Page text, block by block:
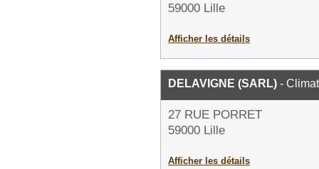
59000 Lille
Afficher les détails
DELAVIGNE (SARL) -
27 RUE PORRET
59000 Lille
Afficher les détails